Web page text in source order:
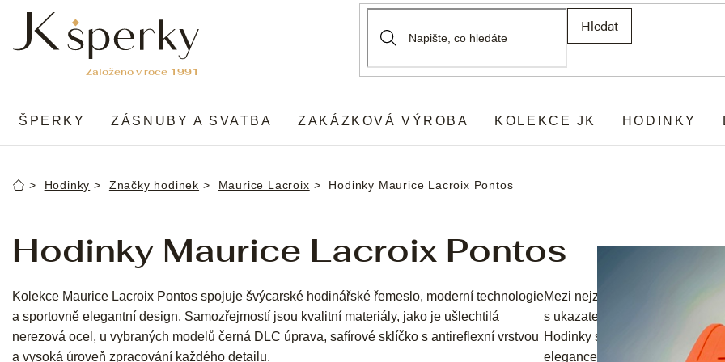
obsah
Hledat
ŠPERKY ZÁSNUBY A SVATBA ZAKÁZKOVÁ VÝROBA KOLEKCE JK HODINKY
DomůHodinky Značky hodinek Maurice Lacroix Hodinky Maurice Lacroix Pontos
Hodinky Maurice Lacroix Pontos
Kolekce Maurice Lacroix Pontos spojuje švýcarské hodinářské řemeslo, moderní technologie
a sportovně elegantní design. Samozřejmostí jsou kvalitní materiály, jako je ušlechtilá
nerezová ocel, u vybraných modelů černá DLC úprava, safírové sklíčko s antireflexní vrstvou
a vysoká úroveň zpracování každého detailu.
Mezi nejznámější modely patří
s ukazatelem dne v týdnu a
Hodinky s průhledným
elegance a přesného měření